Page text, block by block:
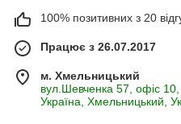
100% позитивних з 20
Працює з 26.07.2017
м. Хмельницький
вул.Шевченка 57, офіс 10,
Україна, Хмельницький,